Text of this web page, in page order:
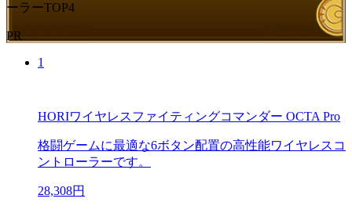
ーラーTOP4
PR
1
HORIワイヤレスファイティングコマンダー OCTA Pro
格闘ゲームに最適な6ボタン配置の高性能ワイヤレスコ
ントローラーです。
28,308円